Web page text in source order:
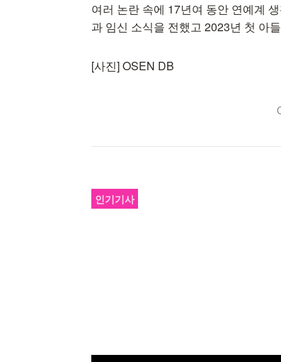
여러 논란 속에 17년여 동안 연예계
과 임신 소식을 전했고 2023년 첫 아
[사진] OSEN DB
인기기사